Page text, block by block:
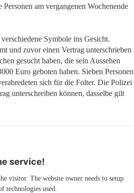
am vergangenen Wochenende
Symbole ins Gesicht.
und zuvor einen Vertrag unterschrieben
gesucht haben, die sein Aussehen
Euro geboten haben. Sieben Personen
sich für die Folter. Die Polizei
unterschreiben können, dasselbe gilt
service!
visitor. The website owner needs to setup
technologies used.